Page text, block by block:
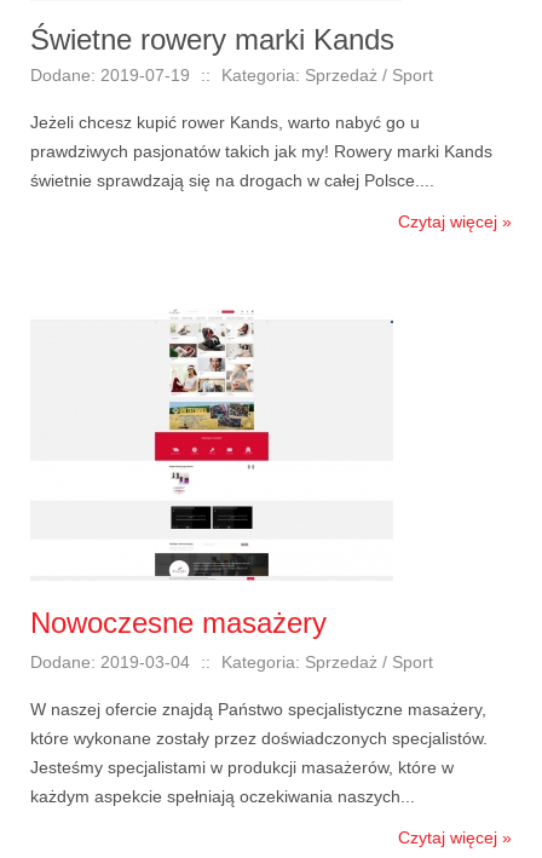
Świetne rowery marki Kands
Dodane: 2019-07-19 :: Kategoria: Sprzedaż / Sport
Jeżeli chcesz kupić rower Kands, warto nabyć go u
prawdziwych pasjonatów takich jak my! Rowery marki Kands
świetnie sprawdzają się na drogach w całej Polsce....
Czytaj więcej »
Nowoczesne masażery
Dodane: 2019-03-04 :: Kategoria: Sprzedaż / Sport
W naszej ofercie znajdą Państwo specjalistyczne masażery,
które wykonane zostały przez doświadczonych specjalistów.
Jesteśmy specjalistami w produkcji masażerów, które w
każdym aspekcie spełniają oczekiwania naszych...
Czytaj więcej »